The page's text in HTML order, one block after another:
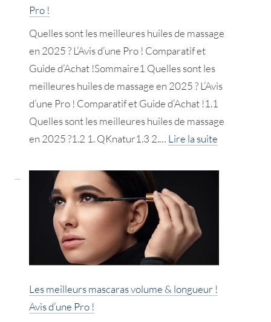
Pro !
Quelles sont les meilleures huiles de massage
en 2025 ? L’Avis d’une Pro ! Comparatif et
Guide d’Achat !Sommaire1 Quelles sont les
meilleures huiles de massage en 2025 ? L’Avis
d’une Pro ! Comparatif et Guide d’Achat !1.1
Quelles sont les meilleures huiles de massage
en 2025 ?1.2 1. QKnatur1.3 2.… Lire la suite
meilleures
Pro
Les meilleurs mascaras volume & longueur !
Avis d’une Pro !